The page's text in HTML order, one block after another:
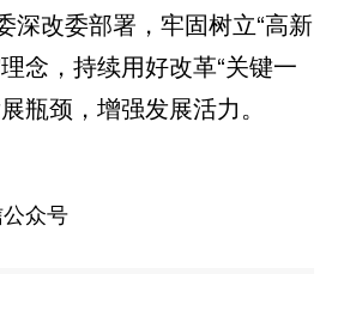
深改委部署，牢固树立“高新
念，持续用好改革“关键一
瓶颈，增强发展活力。
众号